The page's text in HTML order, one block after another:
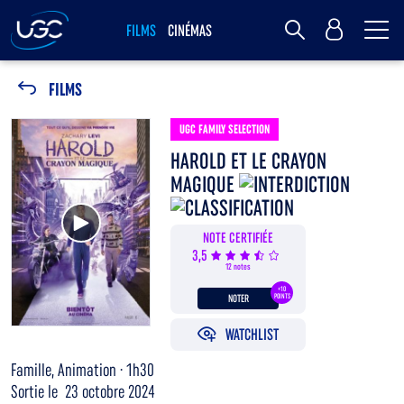
FILMS CINÉMAS MY UGC
FILMS
Voir la bande annonce
UGC FAMILY SELECTION
HAROLD ET LE CRAYON
MAGIQUE
NOTE CERTIFIÉE
3,5
12 notes
+10
POINTS
NOTER
WATCHLIST
Famille, Animation · 1h30
Sortie le 23 octobre 2024